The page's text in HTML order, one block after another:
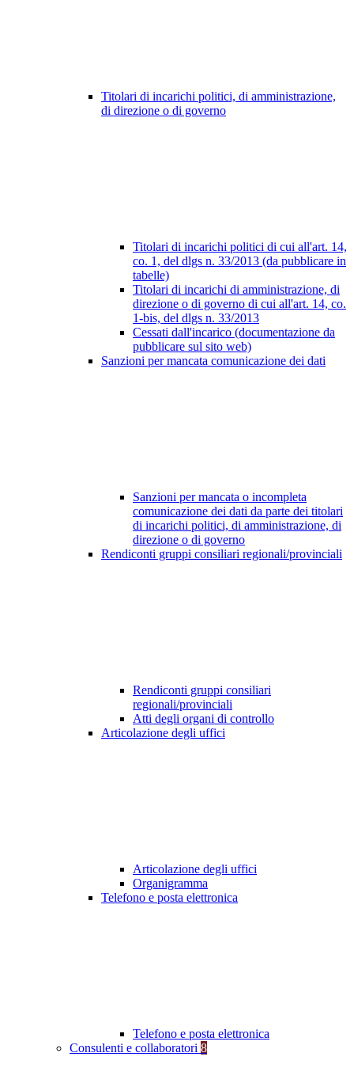
Titolari di incarichi politici, di amministrazione,
di direzione o di governo
Titolari di incarichi politici di cui all'art. 14,
co. 1, del dlgs n. 33/2013 (da pubblicare in
tabelle)
Titolari di incarichi di amministrazione, di
direzione o di governo di cui all'art. 14, co.
1-bis, del dlgs n. 33/2013
Cessati dall'incarico (documentazione da
pubblicare sul sito web)
Sanzioni per mancata comunicazione dei dati
Sanzioni per mancata o incompleta
comunicazione dei dati da parte dei titolari
di incarichi politici, di amministrazione, di
direzione o di governo
Rendiconti gruppi consiliari regionali/provinciali
Rendiconti gruppi consiliari
regionali/provinciali
Atti degli organi di controllo
Articolazione degli uffici
Articolazione degli uffici
Organigramma
Telefono e posta elettronica
Telefono e posta elettronica
Consulenti e collaboratori 8